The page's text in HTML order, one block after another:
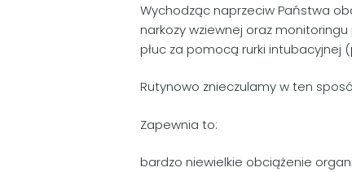
Wychodząc naprzeciw Państwa
narkozy wziewnej oraz
płuc za pomocą rurki intubacyjnej
Rutynowo znieczulamy w ten
Zapewnia to:
bardzo niewielkie obciążenie